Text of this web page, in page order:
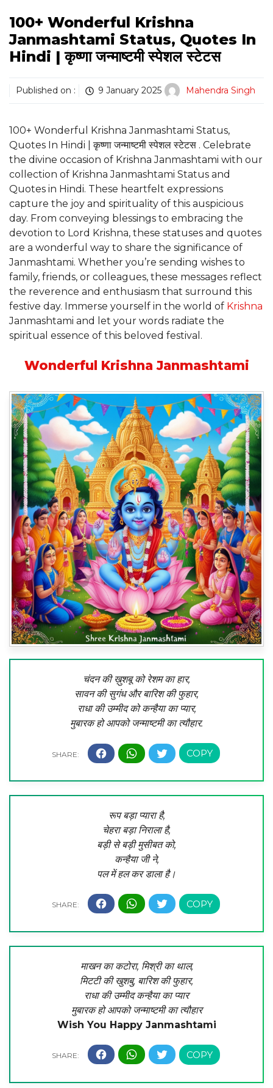
100+ Wonderful Krishna
Janmashtami Status, Quotes In
Hindi | कृष्णा जन्माष्टमी स्पेशल स्टेटस
Published on : 9 January 2025 Mahendra Singh
100+ Wonderful Krishna Janmashtami Status,
Quotes In Hindi | कृष्णा जन्माष्टमी स्पेशल स्टेटस . Celebrate
the divine occasion of Krishna Janmashtami with our
collection of Krishna Janmashtami Status and
Quotes in Hindi. These heartfelt expressions
capture the joy and spirituality of this auspicious
day. From conveying blessings to embracing the
devotion to Lord Krishna, these statuses and quotes
are a wonderful way to share the significance of
Janmashtami. Whether you’re sending wishes to
family, friends, or colleagues, these messages reflect
the reverence and enthusiasm that surround this
festive day. Immerse yourself in the world of Krishna
Janmashtami and let your words radiate the
spiritual essence of this beloved festival.
Wonderful Krishna Janmashtami
चंदन की ख़ुशबू को रेशम का हार,
सावन की सुगंध और बारिश की फुहार,
राधा की उम्मीद को कन्हैया का प्यार,
मुबारक हो आपको जन्माष्टमी का त्यौहार.
रूप बड़ा प्यारा है,
चेहरा बड़ा निराला है,
बड़ी से बड़ी मुसीबत को,
कन्हैया जी ने,
पल में हल कर डाला है।
माखन का कटोरा, मिश्री का थाल,
मिटटी की खुशबु, बारिश की फुहार,
राधा की उम्मीद कन्हैया का प्यार
मुबारक हो आपको जन्माष्टमी का त्यौहार
Wish You Happy Janmashtami